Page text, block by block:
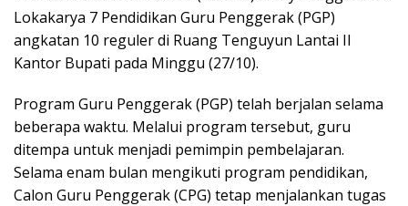
Lokakarya 7 Pendidikan Guru Penggerak (PGP)
angkatan 10 reguler di Ruang Tenguyun Lantai II
Kantor Bupati pada Minggu (27/10).
Program Guru Penggerak (PGP) telah berjalan selama
beberapa waktu. Melalui program tersebut, guru
ditempa untuk menjadi pemimpin pembelajaran.
Selama enam bulan mengikuti program pendidikan,
Calon Guru Penggerak (CPG) tetap menjalankan tugas